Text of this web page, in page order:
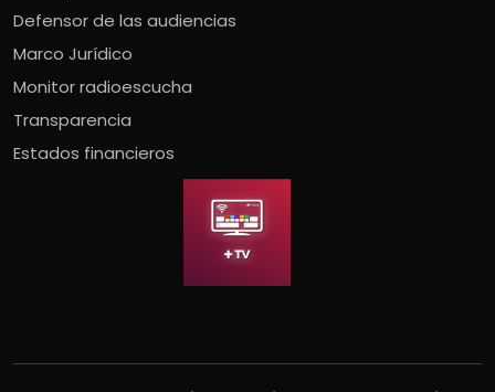
Defensor de las audiencias
Marco Jurídico
Monitor radioescucha
Transparencia
Estados financieros